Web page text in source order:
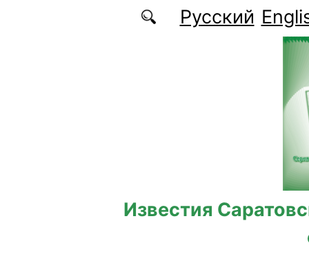
Перейти к основному содержаниюРусский
Известия